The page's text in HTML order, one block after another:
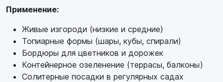
Применение:
Живые изгороди (низкие и средние)
Топиарные формы (шары, кубы, спирали)
Бордюры для цветников и дорожек
Контейнерное озеленение (террасы, балконы)
Солитерные посадки в регулярных садах